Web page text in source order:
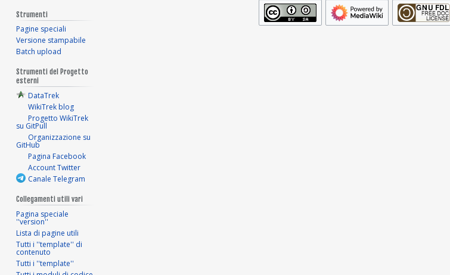
Strumenti
Pagine speciali
Versione stampabile
Batch upload
Strumenti del Progetto
esterni
DataTrek
WikiTrek blog
Progetto WikiTrek
su GitPull
Organizzazione su
GitHub
Pagina Facebook
Account Twitter
Canale Telegram
Collegamenti utili vari
Pagina speciale
''version''
Lista di pagine utili
Tutti i ''template'' di
contenuto
Tutti i ''template''